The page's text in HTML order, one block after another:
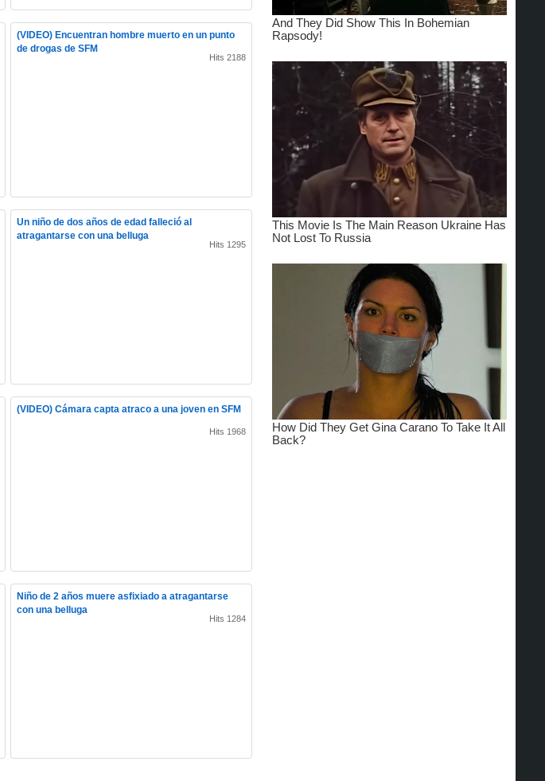
(VIDEO) Encuentran hombre muerto en un punto
de drogas de SFM
Hits 2188
Un niño de dos años de edad falleció al
atragantarse con una belluga
Hits 1295
(VIDEO) Cámara capta atraco a una joven en SFM
Hits 1968
Niño de 2 años muere asfixiado a atragantarse
con una belluga
Hits 1284